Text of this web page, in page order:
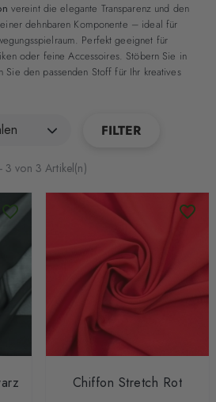
vereint die elegante Transparenz und den
dehnbaren Komponente – ideal für
Perfekt geeignet für
oder feine Accessoires. Stöbern Sie in
Sie den passenden Stoff für Ihr kreatives
FILTER
3 von 3 Artikel(n)
Chiffon Stretch Rot